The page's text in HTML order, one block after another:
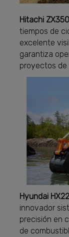
Hitachi
tiempos de
excelente
garantiza
proyectos de
Hyundai
innovador
precisión en
de